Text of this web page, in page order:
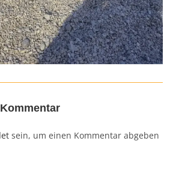
sein, um einen Kommentar abgeben